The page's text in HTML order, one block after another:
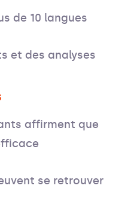
de 10 langues
et des analyses
affirment que
se retrouver